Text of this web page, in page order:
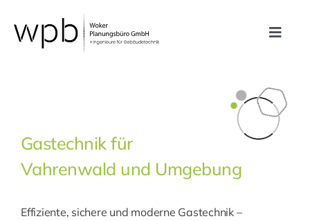
Inhalt
springen
Toggle
Unternehmen
Karriere
Gastechnik für
Vahrenwald und Umgebung
Effiziente, sichere und moderne Gastechnik –